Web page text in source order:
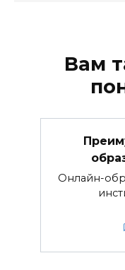
Вам
Онлайн-